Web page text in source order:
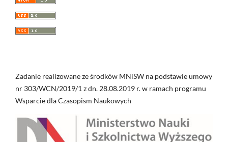
Zadanie realizowane ze środków MNiSW na podstawie umowy
nr 303/WCN/2019/1 z dn. 28.08.2019 r. w ramach programu
Wsparcie dla Czasopism Naukowych